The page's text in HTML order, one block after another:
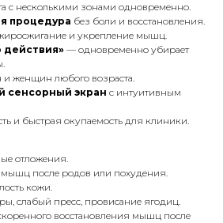
с несколькими зонами одновременно.
процедура без боли и восстановления.
и укрепление мышц.
действия» — одновременно убирает
женщин любого возраста.
сенсорный экран с интуитивным
и быстрая окупаемость для клиники.
отложения.
после родов или похудения.
кожи.
слабый пресс, провисание ягодиц.
восстановления мышц после